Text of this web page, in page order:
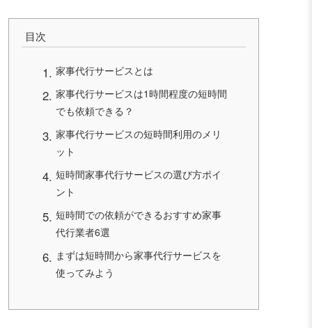
目次
家事代行サービスとは
家事代行サービスは1時間程度の短時間
でも依頼できる？
家事代行サービスの短時間利用のメリ
ット
短時間家事代行サービスの選び方ポイ
ント
短時間での依頼ができるおすすめ家事
代行業者6選
まずは短時間から家事代行サービスを
使ってみよう